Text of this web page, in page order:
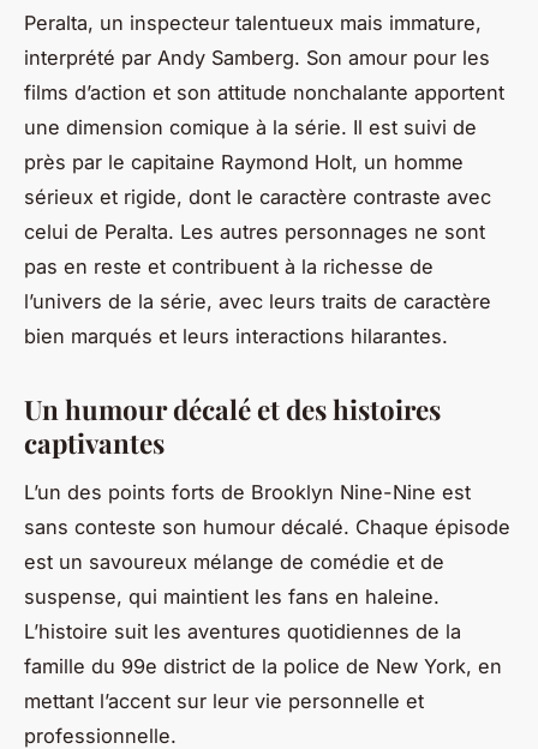
Peralta, un inspecteur talentueux mais immature,
interprété par Andy Samberg. Son amour pour les
films d’action et son attitude nonchalante apportent
une dimension comique à la série. Il est suivi de
près par le capitaine Raymond Holt, un homme
sérieux et rigide, dont le caractère contraste avec
celui de Peralta. Les autres personnages ne sont
pas en reste et contribuent à la richesse de
l’univers de la série, avec leurs traits de caractère
bien marqués et leurs interactions hilarantes.
Un humour décalé et des histoires
captivantes
L’un des points forts de Brooklyn Nine-Nine est
sans conteste son humour décalé. Chaque épisode
est un savoureux mélange de comédie et de
suspense, qui maintient les fans en haleine.
L’histoire suit les aventures quotidiennes de la
famille du 99e district de la police de New York, en
mettant l’accent sur leur vie personnelle et
professionnelle.